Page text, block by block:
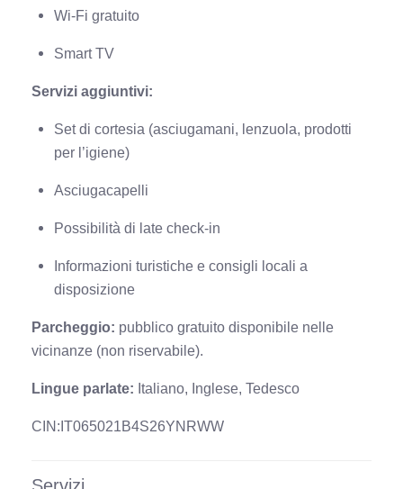
Wi-Fi gratuito
Smart TV
Servizi aggiuntivi:
Set di cortesia (asciugamani, lenzuola, prodotti
per l’igiene)
Asciugacapelli
Possibilità di late check-in
Informazioni turistiche e consigli locali a
disposizione
Parcheggio: pubblico gratuito disponibile nelle
vicinanze (non riservabile).
Lingue parlate: Italiano, Inglese, Tedesco
CIN:IT065021B4S26YNRWW
Servizi